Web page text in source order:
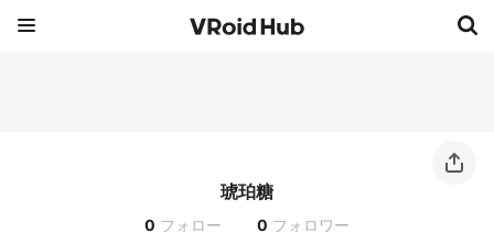
琥珀糖
0 フォロー 0 フォロワー